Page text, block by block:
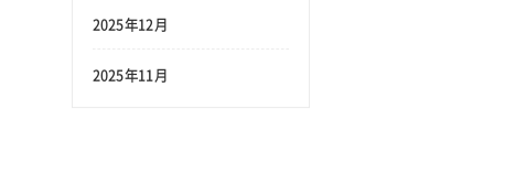
2025年12月
2025年11月